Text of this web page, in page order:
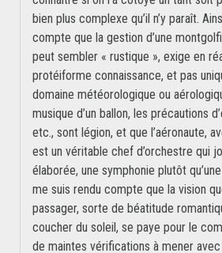
bien plus complexe qu’il n’y paraît.
compte que la gestion d’une
peut sembler « rustique », exige en
protéiforme connaissance, et pas
domaine météorologique ou
musique d’un ballon, les précautions
etc., sont légion, et que l’aéronaute,
est un véritable chef d’orchestre qui
élaborée, une symphonie plutôt
me suis rendu compte que la vision
passager, sorte de béatitude
coucher du soleil, se paye pour le
de maintes vérifications à mener